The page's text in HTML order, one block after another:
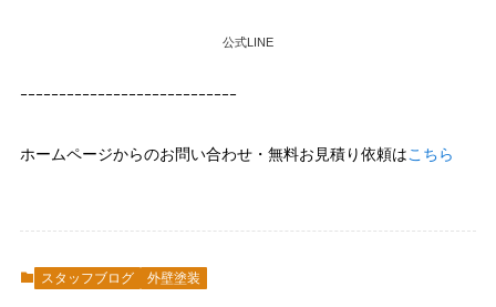
公式LINE
ｰｰｰｰｰｰｰｰｰｰｰｰｰｰｰｰｰｰｰｰｰｰｰｰｰｰｰｰ
ホームページからのお問い合わせ・無料お見積り依頼はこちら
スタッフブログ 外壁塗装